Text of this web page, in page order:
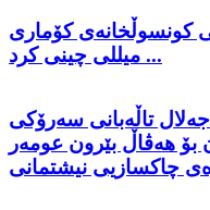
کونسوڵخانەی کۆماری
میللی چینی کرد ...
جەلال تاڵەبانی سەرۆکی
بۆ هەڤاڵ بێرون عومەر
چاکسازیی نیشتمانی